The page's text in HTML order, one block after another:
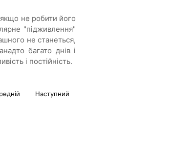
не робити його
"підживлення"
не станеться,
багато днів і
і постійність.
Наступний